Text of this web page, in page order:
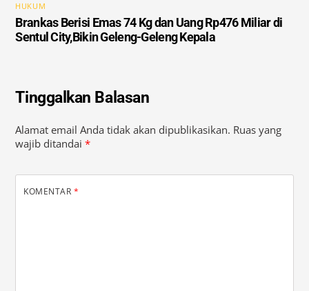
HUKUM
Brankas Berisi Emas 74 Kg dan Uang Rp476 Miliar di
Sentul City,Bikin Geleng-Geleng Kepala
Tinggalkan Balasan
Alamat email Anda tidak akan dipublikasikan. Ruas yang
wajib ditandai*
KOMENTAR *